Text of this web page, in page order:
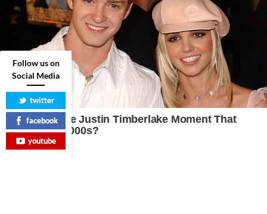
Follow us on
Social Media
twitter
facebook
youtube